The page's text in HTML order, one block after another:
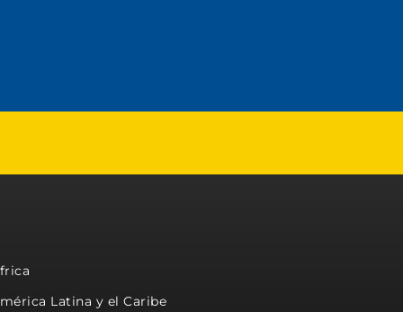
Latina y el Caribe